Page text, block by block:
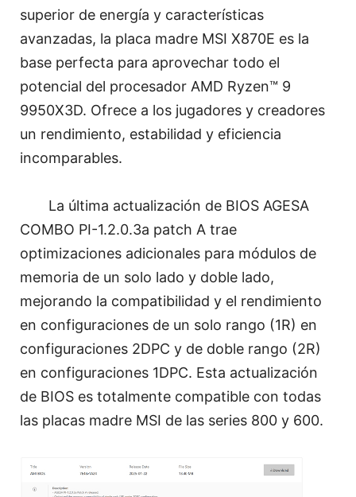
superior de energía y características
avanzadas, la placa madre MSI X870E es la
base perfecta para aprovechar todo el
potencial del procesador AMD Ryzen™ 9
9950X3D. Ofrece a los jugadores y creadores
un rendimiento, estabilidad y eficiencia
incomparables.
La última actualización de BIOS AGESA
COMBO PI-1.2.0.3a patch A trae
optimizaciones adicionales para módulos de
memoria de un solo lado y doble lado,
mejorando la compatibilidad y el rendimiento
en configuraciones de un solo rango (1R) en
configuraciones 2DPC y de doble rango (2R)
en configuraciones 1DPC. Esta actualización
de BIOS es totalmente compatible con todas
las placas madre MSI de las series 800 y 600.